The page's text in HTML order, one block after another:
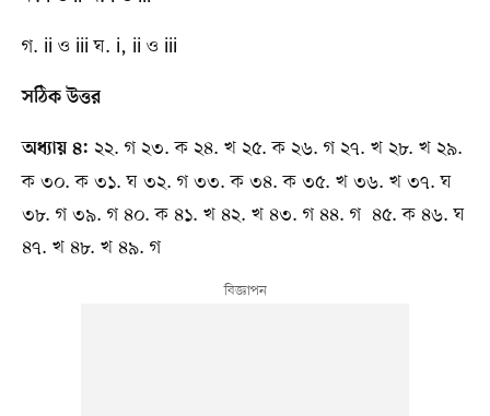
গ. ii ও iii ঘ. i, ii ও iii
সঠিক উত্তর
অধ্যায় ৪: ২২. গ ২৩. ক ২৪. খ ২৫. ক ২৬. গ ২৭. খ ২৮. খ ২৯.
ক ৩০. ক ৩১. ঘ ৩২. গ ৩৩. ক ৩৪. ক ৩৫. খ ৩৬. খ ৩৭. ঘ
৩৮. গ ৩৯. গ ৪০. ক ৪১. খ ৪২. খ ৪৩. গ ৪৪. গ ৪৫. ক ৪৬. ঘ
৪৭. খ ৪৮. খ ৪৯. গ